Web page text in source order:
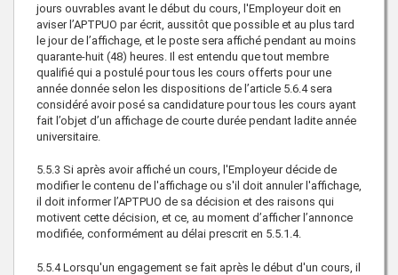
jours ouvrables avant le début du cours, l'Employeur doit en
aviser l’APTPUO par écrit, aussitôt que possible et au plus tard
le jour de l’affichage, et le poste sera affiché pendant au moins
quarante-huit (48) heures. Il est entendu que tout membre
qualifié qui a postulé pour tous les cours offerts pour une
année donnée selon les dispositions de l’article 5.6.4 sera
considéré avoir posé sa candidature pour tous les cours ayant
fait l’objet d’un affichage de courte durée pendant ladite année
universitaire.
5.5.3 Si après avoir affiché un cours, l'Employeur décide de
modifier le contenu de l'affichage ou s'il doit annuler l'affichage,
il doit informer l’APTPUO de sa décision et des raisons qui
motivent cette décision, et ce, au moment d’afficher l’annonce
modifiée, conformément au délai prescrit en 5.5.1.4.
5.5.4 Lorsqu'un engagement se fait après le début d'un cours, il